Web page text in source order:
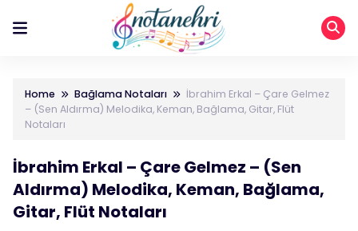
Home Bağlama Notaları
İbrahim Erkal – Çare Gelmez
– (Sen Aldırma) Melodika, Keman, Bağlama, Gitar, Flüt
Notaları
İbrahim Erkal – Çare Gelmez – (Sen
Aldırma) Melodika, Keman, Bağlama,
Gitar, Flüt Notaları